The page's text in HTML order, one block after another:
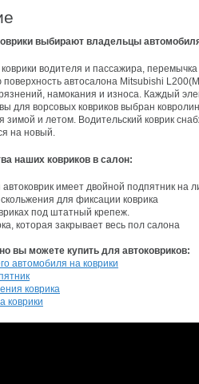
выбирают владельцы
водителя и пассажира,
автосалона Mitsubishi
намокания и износа. Каждый
для ворсовых ковриков выбран
зимой и летом. Водительский коврик
на новый.
наших ковриков в салон:
автоковрик имеет двойной подпятник на
для фиксации коврика
под штатный крепеж.
которая закрывает весь пол салона
вы можете купить для автоковриков:
автомобиля на коврики
коврика
коврики